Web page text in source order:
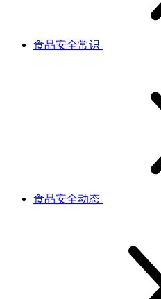
食品安全常识
食品安全动态